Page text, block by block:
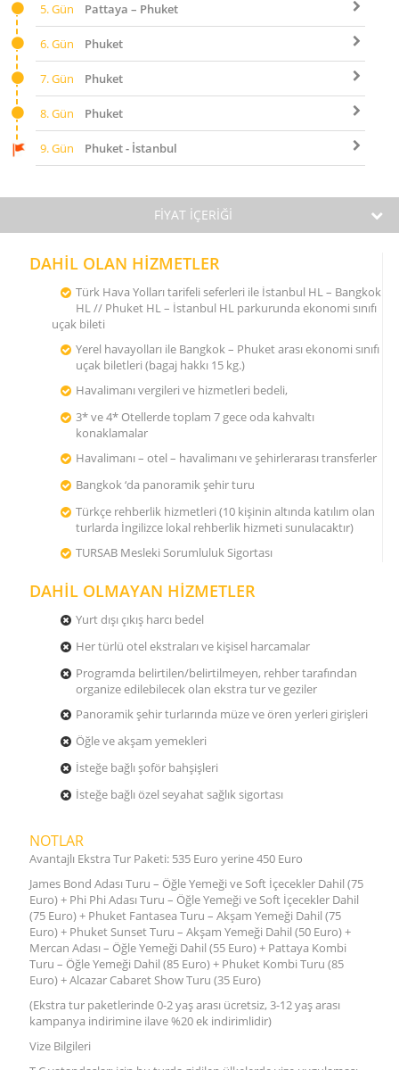
5. Gün Pattaya – Phuket
6. Gün Phuket
7. Gün Phuket
8. Gün Phuket
9. Gün Phuket - İstanbul
FİYAT İÇERİĞİ
DAHİL OLAN HİZMETLER
Türk Hava Yolları tarifeli seferleri ile İstanbul HL – Bangkok
HL // Phuket HL – İstanbul HL parkurunda ekonomi sınıfı
uçak bileti
Yerel havayolları ile Bangkok – Phuket arası ekonomi sınıfı
uçak biletleri (bagaj hakkı 15 kg.)
Havalimanı vergileri ve hizmetleri bedeli,
3* ve 4* Otellerde toplam 7 gece oda kahvaltı
konaklamalar
Havalimanı – otel – havalimanı ve şehirlerarası transferler
Bangkok ‘da panoramik şehir turu
Türkçe rehberlik hizmetleri (10 kişinin altında katılım olan
turlarda İngilizce lokal rehberlik hizmeti sunulacaktır)
TURSAB Mesleki Sorumluluk Sigortası
DAHİL OLMAYAN HİZMETLER
Yurt dışı çıkış harcı bedel
Her türlü otel ekstraları ve kişisel harcamalar
Programda belirtilen/belirtilmeyen, rehber tarafından
organize edilebilecek olan ekstra tur ve geziler
Panoramik şehir turlarında müze ve ören yerleri girişleri
Öğle ve akşam yemekleri
İsteğe bağlı şoför bahşişleri
İsteğe bağlı özel seyahat sağlık sigortası
NOTLAR
Avantajlı Ekstra Tur Paketi: 535 Euro yerine 450 Euro
James Bond Adası Turu – Öğle Yemeği ve Soft İçecekler Dahil (75
Euro) + Phi Phi Adası Turu – Öğle Yemeği ve Soft İçecekler Dahil
(75 Euro) + Phuket Fantasea Turu – Akşam Yemeği Dahil (75
Euro) + Phuket Sunset Turu – Akşam Yemeği Dahil (50 Euro) +
Mercan Adası – Öğle Yemeği Dahil (55 Euro) + Pattaya Kombi
Turu – Öğle Yemeği Dahil (85 Euro) + Phuket Kombi Turu (85
Euro) + Alcazar Cabaret Show Turu (35 Euro)
(Ekstra tur paketlerinde 0-2 yaş arası ücretsiz, 3-12 yaş arası
kampanya indirimine ilave %20 ek indirimlidir)
Vize Bilgileri